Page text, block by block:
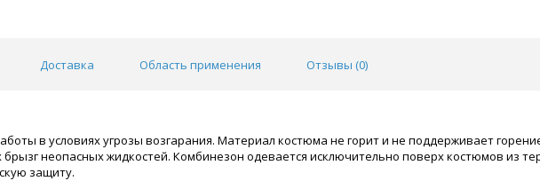
Доставка Область применения Отзывы (0)
в условиях угрозы возгарания. Материал костюма не горит и не поддерживает
брызг неопасных жидкостей. Комбинезон одевается исключительно поверх костюмов из
защиту.